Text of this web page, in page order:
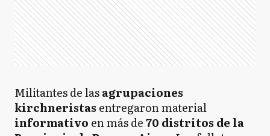
Militantes de lasagrupaciones
kirchneristas entregaron material
informativo en más de70 distritos de la